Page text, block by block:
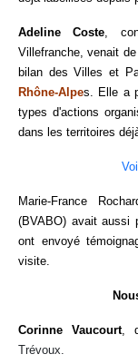
Adeline Coste,
Villefranche, venait
bilan des Villes et
Rhône-Alpes. Elle a
types d'actions
dans les territoires
Marie-France
(BVABO) avait aussi
ont envoyé
visite.
Corinne Vaucourt,
Trévoux.